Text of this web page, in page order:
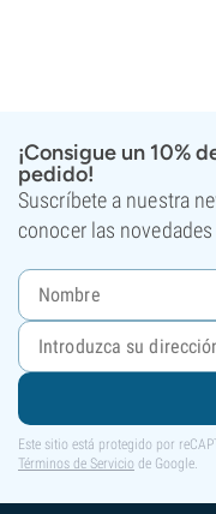
¡Consigue un 10%
pedido!
Suscríbete a nuestra
conocer las
Este sitio está protegido por
Términos de Servicio de Google.